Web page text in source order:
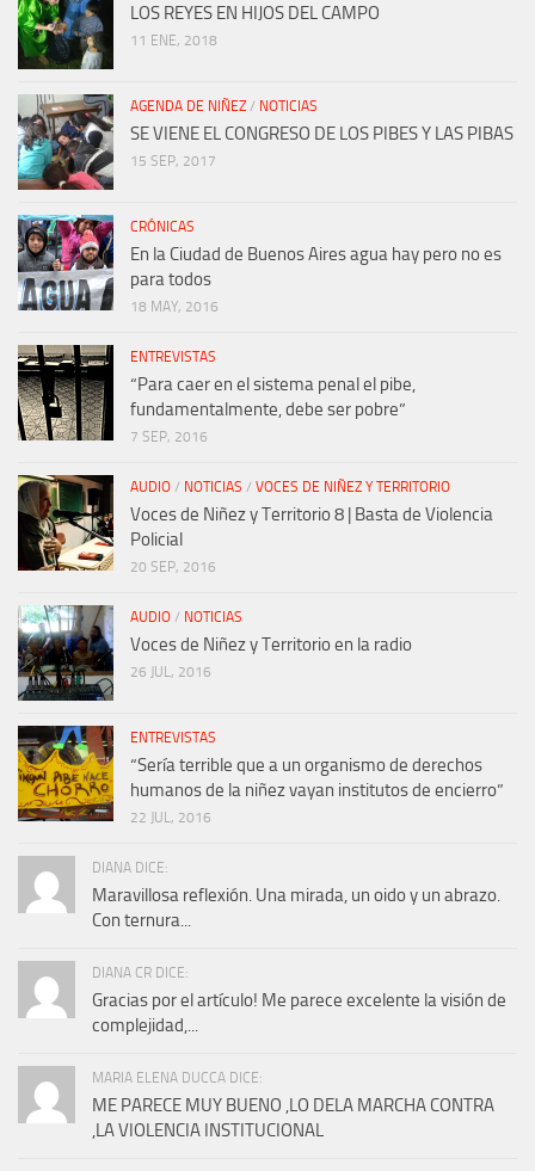
LOS REYES EN HIJOS DEL CAMPO
11 ENE, 2018
AGENDA DE NIÑEZ / NOTICIAS
SE VIENE EL CONGRESO DE LOS PIBES Y LAS PIBAS
15 SEP, 2017
CRÓNICAS
En la Ciudad de Buenos Aires agua hay pero no es
para todos
18 MAY, 2016
ENTREVISTAS
“Para caer en el sistema penal el pibe,
fundamentalmente, debe ser pobre”
7 SEP, 2016
AUDIO / NOTICIAS / VOCES DE NIÑEZ Y TERRITORIO
Voces de Niñez y Territorio 8 | Basta de Violencia
Policial
20 SEP, 2016
AUDIO / NOTICIAS
Voces de Niñez y Territorio en la radio
26 JUL, 2016
ENTREVISTAS
“Sería terrible que a un organismo de derechos
humanos de la niñez vayan institutos de encierro”
22 JUL, 2016
DIANA DICE:
Maravillosa reflexión. Una mirada, un oido y un abrazo.
Con ternura...
DIANA CR DICE:
Gracias por el artículo! Me parece excelente la visión de
complejidad,...
MARIA ELENA DUCCA DICE:
ME PARECE MUY BUENO ,LO DELA MARCHA CONTRA
,LA VIOLENCIA INSTITUCIONAL